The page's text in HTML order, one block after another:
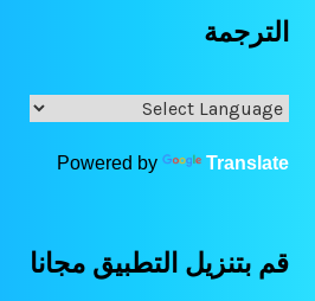
الترجمة
Powered by Translate
قم بتنزيل التطبيق مجانا